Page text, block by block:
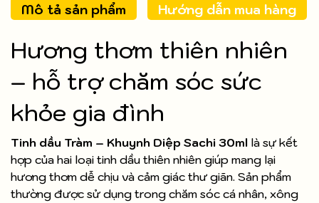
Mô tả sản phẩm Hướng dẫn mua hàng
Hương thơm thiên nhiên
– hỗ trợ chăm sóc sức
khỏe gia đình
Tinh dầu Tràm – Khuynh Diệp Sachi 30ml là sự kết
hợp của hai loại tinh dầu thiên nhiên giúp mang lại
hương thơm dễ chịu và cảm giác thư giãn. Sản phẩm
thường được sử dụng trong chăm sóc cá nhân, xông